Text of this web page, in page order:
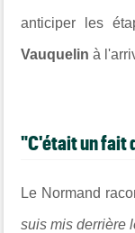
anticiper les
Vauquelin à
"C'était un fait
Le Normand
suis mis derrière